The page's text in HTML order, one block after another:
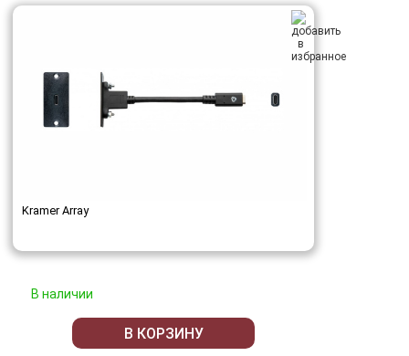
Kramer Array
В наличии
В КОРЗИНУ